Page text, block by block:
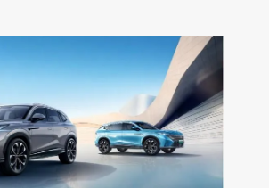
，并且能够在针对直面消费者的传播和
整体统一的产品活动外宣和话术，实现
双增长，知家和荣威达成了经销商赋能